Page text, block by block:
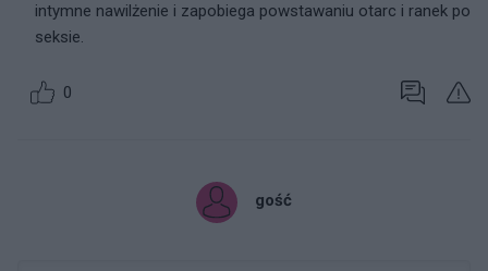
intymne nawilżenie i zapobiega powstawaniu otarc i ranek po
seksie.
0
gość